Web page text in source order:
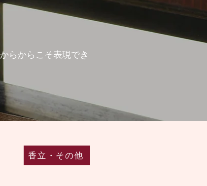
らからこそ表現でき
香立・その他